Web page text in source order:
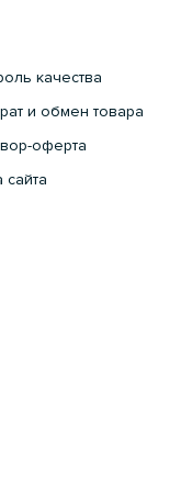
качества
и обмен товара
оферта
сайта